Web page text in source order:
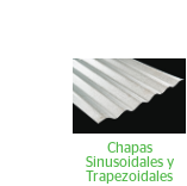
Chapas
Sinusoidales y
Trapezoidales